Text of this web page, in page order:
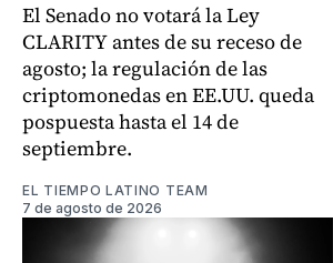
El Senado no votará la Ley
CLARITY antes de su receso de
agosto; la regulación de las
criptomonedas en EE.UU. queda
pospuesta hasta el 14 de
septiembre.
EL TIEMPO LATINO TEAM
7 de agosto de 2026